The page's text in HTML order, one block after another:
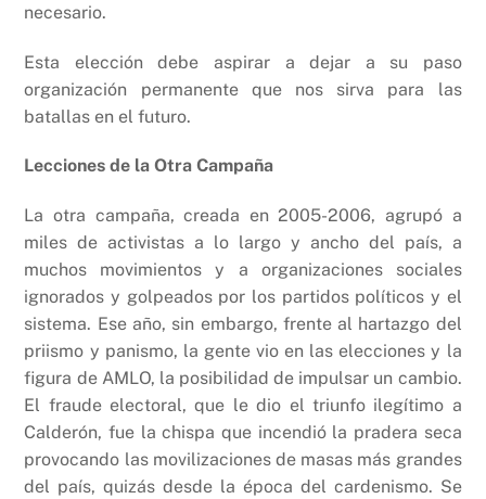
necesario.
Esta elección debe aspirar a dejar a su paso
organización permanente que nos sirva para las
batallas en el futuro.
Lecciones de la Otra Campaña
La otra campaña, creada en 2005-2006, agrupó a
miles de activistas a lo largo y ancho del país, a
muchos movimientos y a organizaciones sociales
ignorados y golpeados por los partidos políticos y el
sistema. Ese año, sin embargo, frente al hartazgo del
priismo y panismo, la gente vio en las elecciones y la
figura de AMLO, la posibilidad de impulsar un cambio.
El fraude electoral, que le dio el triunfo ilegítimo a
Calderón, fue la chispa que incendió la pradera seca
provocando las movilizaciones de masas más grandes
del país, quizás desde la época del cardenismo. Se